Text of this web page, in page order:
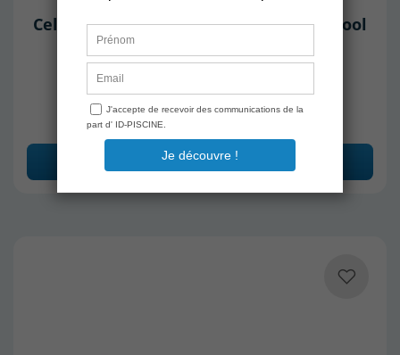
Cellule électrolyseur compatible Bio-Pool
Expédition sous 2 à 5 jours
579,00 €
Ajouter au panier